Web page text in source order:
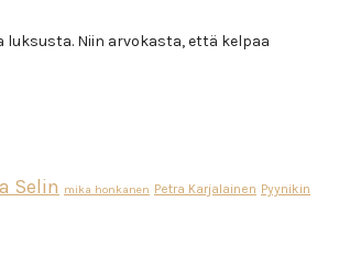
Niin arvokasta, että kelpaa
Selin mika honkanen Petra Karjalainen Pyynikin